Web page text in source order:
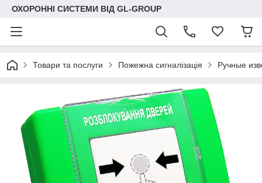
ОХОРОННІ СИСТЕМИ ВІД GL-GROUP
Товари та послуги Пожежна сигналізація Ручные